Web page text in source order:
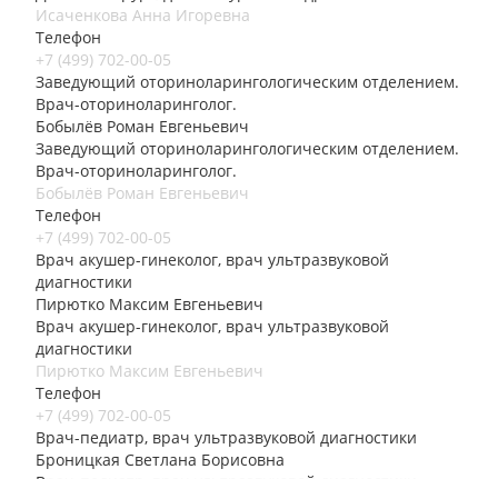
Исаченкова Анна Игоревна
Телефон
+7 (499) 702-00-05
Заведующий оториноларингологическим отделением.
Врач-оториноларинголог.
Бобылёв Роман Евгеньевич
Заведующий оториноларингологическим отделением.
Врач-оториноларинголог.
Бобылёв Роман Евгеньевич
Телефон
+7 (499) 702-00-05
Врач акушер-гинеколог, врач ультразвуковой
диагностики
Пирютко Максим Евгеньевич
Врач акушер-гинеколог, врач ультразвуковой
диагностики
Пирютко Максим Евгеньевич
Телефон
+7 (499) 702-00-05
Врач-педиатр, врач ультразвуковой диагностики
Броницкая Светлана Борисовна